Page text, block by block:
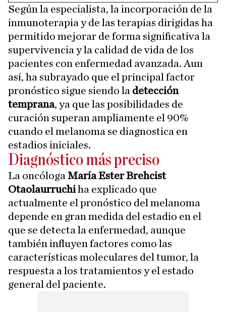
Según la especialista, la incorporación de la
inmunoterapia y de las terapias dirigidas ha
permitido mejorar de forma significativa la
supervivencia y la calidad de vida de los
pacientes con enfermedad avanzada. Aun
así, ha subrayado que el principal factor
pronóstico sigue siendo la detección
temprana, ya que las posibilidades de
curación superan ampliamente el 90%
cuando el melanoma se diagnostica en
estadios iniciales.
Diagnóstico más preciso
La oncóloga María Ester Brehcist
Otaolaurruchiha explicado que
actualmente el pronóstico del melanoma
depende en gran medida del estadio en el
que se detecta la enfermedad, aunque
también influyen factores como las
características moleculares del tumor, la
respuesta a los tratamientos y el estado
general del paciente.